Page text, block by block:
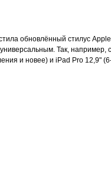
обновлённый стилус
Так,
и новее) и iPad Pro 12,9"